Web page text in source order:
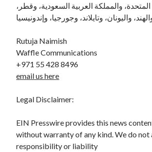
المتحدة، والمملكة العربية السعودية، وقطر،
Rutuja Naimish
Waffle Communications
+971 55 428 8496
email us here
Legal Disclaimer:
EIN Presswire provides this news
without warranty of any kind. We do not
responsibility or liability